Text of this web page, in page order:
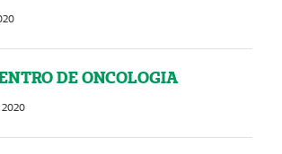
DE ONCOLOGIA
2020